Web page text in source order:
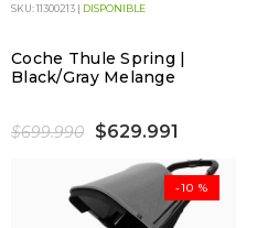
SKU: 11300213 | DISPONIBLE
Coche Thule Spring |
Black/Gray Melange
$699.990 $629.991
-10 %